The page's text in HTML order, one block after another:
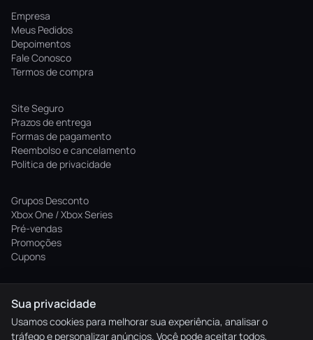
Empresa
Meus Pedidos
Depoimentos
Fale Conosco
Termos de compra
Site Seguro
Prazos de entrega
Formas de pagamento
Reembolso e cancelamento
Politica de privacidade
Grupos Desconto
Xbox One / Xbox Series
Pré-vendas
Promoções
Cupons
(71) 9109-6332
contato@friggagames.com
Sua privacidade
Usamos cookies para melhorar sua experiência, analisar o
tráfego e personalizar anúncios. Você pode aceitar todos,